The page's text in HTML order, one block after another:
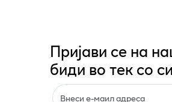
Пријави се на
биди во тек со